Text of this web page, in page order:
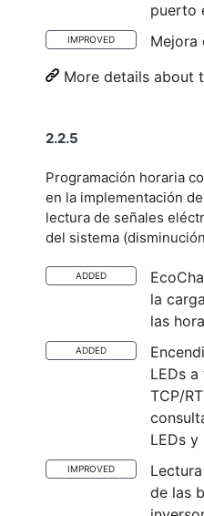
puerto
IMPROVED
Mejora
More details about
2.2.5
Programación horaria
en la implementación
lectura de señales
del sistema
ADDED
la
las
ADDED
LEDs
TCP/
LEDs y
IMPROVED
de las